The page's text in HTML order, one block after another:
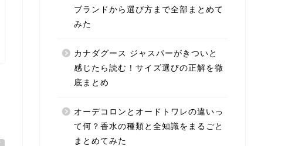
ブランドから選び方まで全部まとめて
みた
カナダグース ジャスパーがきついと
感じたら読む！サイズ選びの正解を徹
底まとめ
オーデコロンとオードトワレの違いっ
て何？香水の種類と全知識をまるごと
まとめてみた